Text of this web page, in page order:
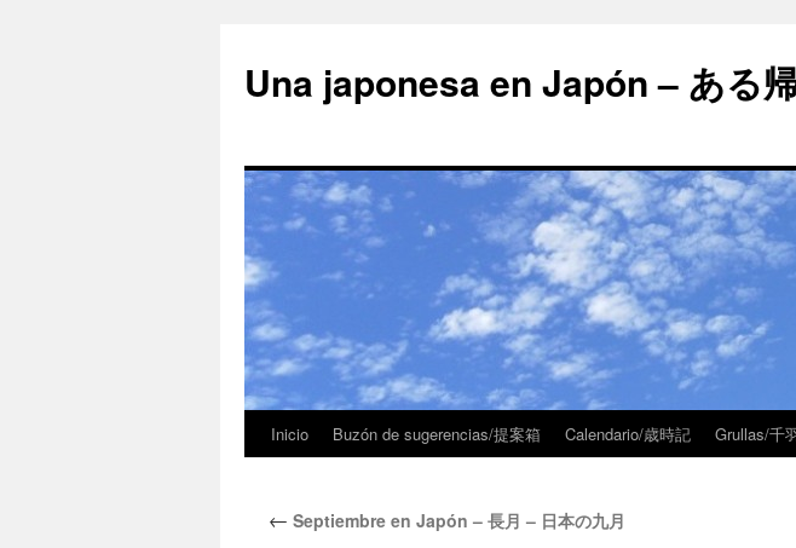
Una japonesa en Japón – ある
Inicio Buzón de sugerencias/提案箱 Calendario/歳時記 Grullas/千
← Septiembre en Japón – 長月 – 日本の九月